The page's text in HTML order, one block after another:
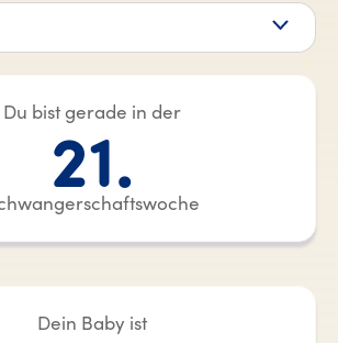
Du bist gerade in der
21.
Dein Baby ist